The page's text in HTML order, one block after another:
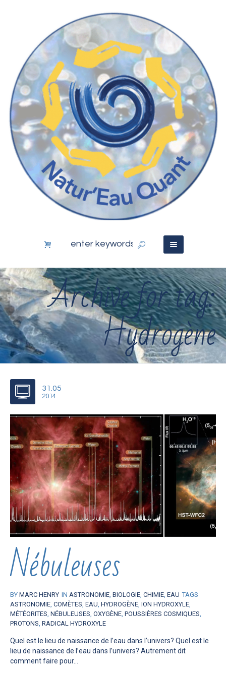
Archive for tag:
Hydrogène
31.05
2014
Nébuleuses
BY MARC HENRY IN ASTRONOMIE, BIOLOGIE, CHIMIE, EAU TAGS
ASTRONOMIE, COMÈTES, EAU, HYDROGÈNE, ION HYDROXYLE,
MÉTÉORITES, NÉBULEUSES, OXYGÈNE, POUSSIÈRES COSMIQUES,
PROTONS, RADICAL HYDROXYLE
Quel est le lieu de naissance de l’eau dans l’univers? Quel est le
lieu de naissance de l’eau dans l’univers? Autrement dit
comment faire pour...